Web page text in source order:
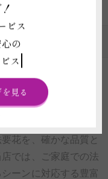
績と品質で選ばれ
花を、確かな品質と
では、ご家庭での法
ーンに対応する豊富
ビス
の
ス
見る